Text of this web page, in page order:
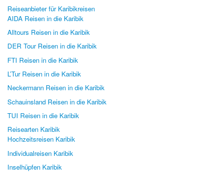
Reiseanbieter für Karibikreisen
AIDA Reisen in die Karibik
Alltours Reisen in die Karibik
DER Tour Reisen in die Karibik
FTI Reisen in die Karibik
L’Tur Reisen in die Karibik
Neckermann Reisen in die Karibik
Schauinsland Reisen in die Karibik
TUI Reisen in die Karibik
Reisearten Karibik
Hochzeitsreisen Karibik
Individualreisen Karibik
Inselhüpfen Karibik